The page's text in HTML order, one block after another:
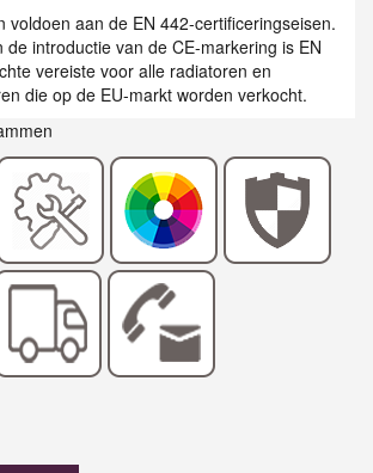
voldoen aan de EN 442-certificeringseisen.
de introductie van de CE-markering is EN
vereiste voor alle radiatoren en
die op de EU-markt worden verkocht.